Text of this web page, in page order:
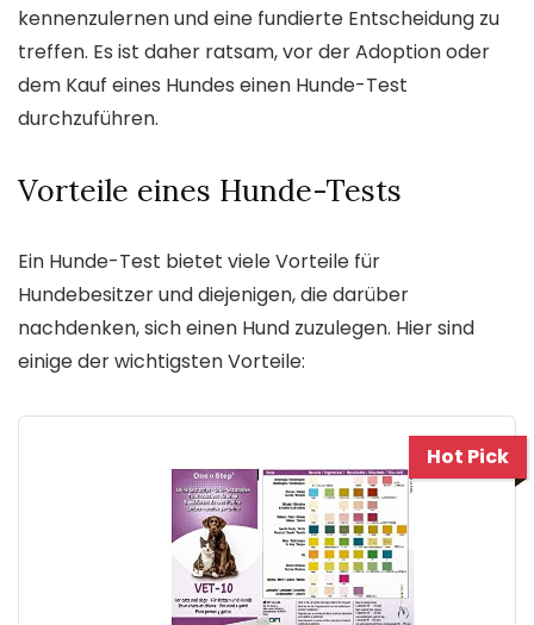
kennenzulernen und eine fundierte Entscheidung zu
treffen. Es ist daher ratsam, vor der Adoption oder
dem Kauf eines Hundes einen Hunde-Test
durchzuführen.
Vorteile eines Hunde-Tests
Ein Hunde-Test bietet viele Vorteile für
Hundebesitzer und diejenigen, die darüber
nachdenken, sich einen Hund zuzulegen. Hier sind
einige der wichtigsten Vorteile:
Hot Pick